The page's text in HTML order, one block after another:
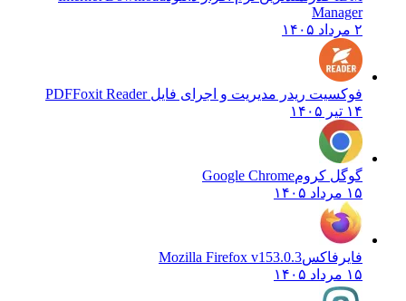
Manager
۲ مرداد ۱۴۰۵
فوکسیت ریدر مدیریت و اجرای فایل PDFFoxit Reader
۱۴ تیر ۱۴۰۵
گوگل کرومGoogle Chrome
۱۵ مرداد ۱۴۰۵
فایرفاکسMozilla Firefox v153.0.3
۱۵ مرداد ۱۴۰۵